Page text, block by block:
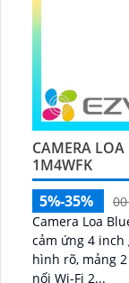
CAMERA
1M4WFK
5%-35%
Camera Loa
cảm ứng 4 inch
hình rõ, mảng 2
nối Wi-Fi 2...